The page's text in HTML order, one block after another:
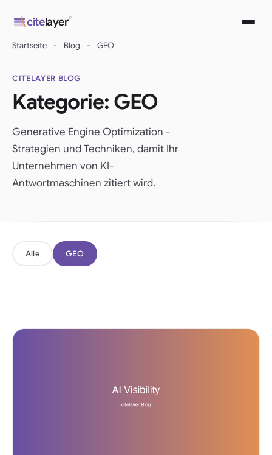
Inhalt
springen
citelayer®
Startseite - Blog - GEO
CITELAYER BLOG
Kategorie: GEO
Generative Engine Optimization -
Strategien und Techniken, damit Ihr
Unternehmen von KI-
Antwortmaschinen zitiert wird.
Alle GEO